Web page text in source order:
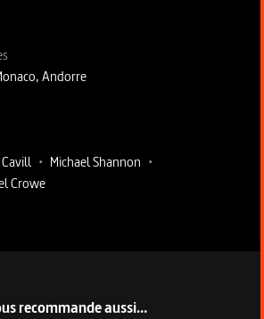
Andorre
droite
• Michael Shannon •
Crowe
recommande aussi...